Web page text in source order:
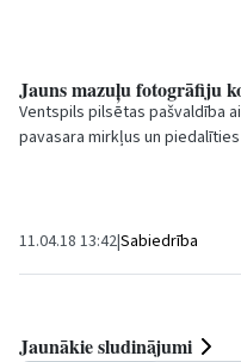
Jauns mazuļu fotogrāfiju
Ventspils pilsētas pašvaldība
pavasara mirkļus un
11.04.18 13:42|Sabiedrība
Jaunākie sludinājumi